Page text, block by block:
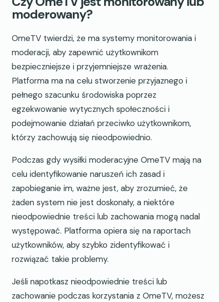
moderowany?
OmeTV twierdzi, że ma systemy monitorowania i
moderacji, aby zapewnić użytkownikom
bezpieczniejsze i przyjemniejsze wrażenia.
Platforma ma na celu stworzenie przyjaznego i
pełnego szacunku środowiska poprzez
egzekwowanie wytycznych społeczności i
podejmowanie działań przeciwko użytkownikom,
którzy zachowują się nieodpowiednio.
Podczas gdy wysiłki moderacyjne OmeTV mają na
celu identyfikowanie naruszeń ich zasad i
zapobieganie im, ważne jest, aby zrozumieć, że
żaden system nie jest doskonały, a niektóre
nieodpowiednie treści lub zachowania mogą nadal
występować. Platforma opiera się na raportach
użytkowników, aby szybko zidentyfikować i
rozwiązać takie problemy.
Jeśli napotkasz nieodpowiednie treści lub
zachowanie podczas korzystania z OmeTV, możesz